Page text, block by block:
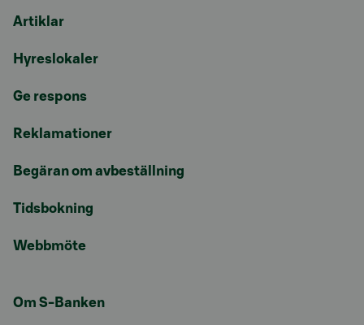
Artiklar
Hyreslokaler
Ge respons
Reklamationer
Begäran om avbeställning
Tidsbokning
Webbmöte
Om S-Banken